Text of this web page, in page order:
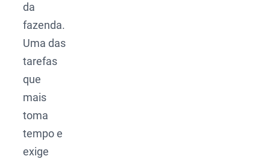
da
fazenda.
Uma das
tarefas
que
mais
toma
tempo e
exige